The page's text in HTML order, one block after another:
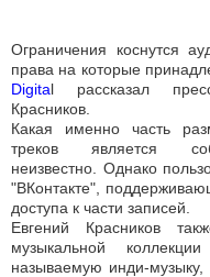
Ограничения коснутся
права на которые
Digital рассказал
Красников.
Какая именно часть
треков является
неизвестно. Однако
"ВКонтакте",
доступа к части записей.
Евгений Красников
музыкальной
называемую инди-музыку,